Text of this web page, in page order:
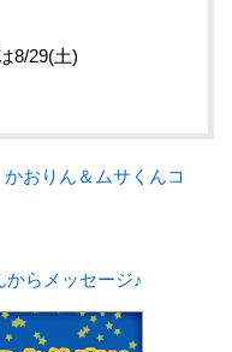
8/29(土)
おりん＆ムサくんコ
らメッセージ♪